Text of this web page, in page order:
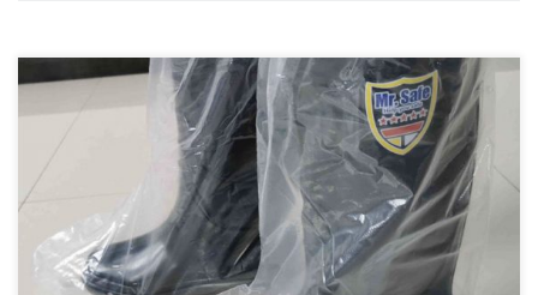
医用隔离鞋套，防水靴套，养殖业靴套，畜牧业靴套，畜牧业鞋
套，医用隔离鞋套，防水鞋套，高筒靴套，一次性 塑料鞋套，PE
塑料靴套